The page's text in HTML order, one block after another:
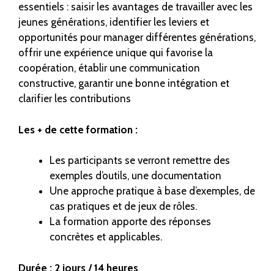
essentiels : saisir les avantages de travailler avec les
jeunes générations, identifier les leviers et
opportunités pour manager différentes générations,
offrir une expérience unique qui favorise la
coopération, établir une communication
constructive, garantir une bonne intégration et
clarifier les contributions
Les + de cette formation :
Les participants se verront remettre des
exemples d’outils, une documentation
Une approche pratique à base d’exemples, de
cas pratiques et de jeux de rôles.
La formation apporte des réponses
concrètes et applicables.
Durée : 2 jours / 14 heures